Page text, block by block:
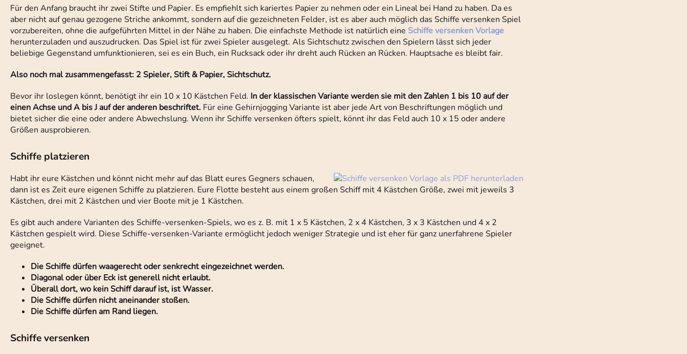
Für den Anfang braucht ihr zwei Stifte und Papier. Es empfiehlt sich kariertes Papier zu nehmen oder ein Lineal bei Hand zu haben. Da es
aber nicht auf genau gezogene Striche ankommt, sondern auf die gezeichneten Felder, ist es aber auch möglich das Schiffe versenken Spiel
vorzubereiten, ohne die aufgeführten Mittel in der Nähe zu haben. Die einfachste Methode ist natürlich eine Schiffe versenken Vorlage
herunterzuladen und auszudrucken. Das Spiel ist für zwei Spieler ausgelegt. Als Sichtschutz zwischen den Spielern lässt sich jeder
beliebige Gegenstand umfunktionieren, sei es ein Buch, ein Rucksack oder ihr dreht auch Rücken an Rücken. Hauptsache es bleibt fair.
Also noch mal zusammengefasst: 2 Spieler, Stift & Papier, Sichtschutz.
Bevor ihr loslegen könnt, benötigt ihr ein 10 x 10 Kästchen Feld. In der klassischen Variante werden sie mit den Zahlen 1 bis 10 auf der
einen Achse und A bis J auf der anderen beschriftet. Für eine Gehirnjogging Variante ist aber jede Art von Beschriftungen möglich und
bietet sicher die eine oder andere Abwechslung. Wenn ihr Schiffe versenken öfters spielt, könnt ihr das Feld auch 10 x 15 oder andere
Größen ausprobieren.
Schiffe platzieren
Habt ihr eure Kästchen und könnt nicht mehr auf das Blatt eures Gegners schauen,
dann ist es Zeit eure eigenen Schiffe zu platzieren. Eure Flotte besteht aus einem großen Schiff mit 4 Kästchen Größe, zwei mit jeweils 3
Kästchen, drei mit 2 Kästchen und vier Boote mit je 1 Kästchen.
Es gibt auch andere Varianten des Schiffe-versenken-Spiels, wo es z. B. mit 1 x 5 Kästchen, 2 x 4 Kästchen, 3 x 3 Kästchen und 4 x 2
Kästchen gespielt wird. Diese Schiffe-versenken-Variante ermöglicht jedoch weniger Strategie und ist eher für ganz unerfahrene Spieler
geeignet.
Die Schiffe dürfen waagerecht oder senkrecht eingezeichnet werden.
Diagonal oder über Eck ist generell nicht erlaubt.
Überall dort, wo kein Schiff darauf ist, ist Wasser.
Die Schiffe dürfen nicht aneinander stoßen.
Die Schiffe dürfen am Rand liegen.
Schiffe versenken